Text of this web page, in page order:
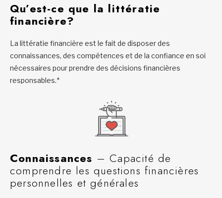
Qu’est-ce que la littératie
financière?
La littératie financière est le fait de disposer des
connaissances, des compétences et de la confiance en soi
nécessaires pour prendre des décisions financières
responsables.*
Connaissances – Capacité de
comprendre les questions financières
personnelles et générales